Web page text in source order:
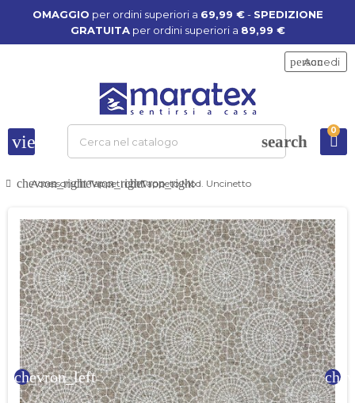
OMAGGIO per ordini superiori a 69,99 €- SPEDIZIONE
GRATUITAper ordini superiori a 89,99 €
view_headline search
person
Accedi
0
chevron_right
Accessorichevron_right
Tappetichevron_right
Tappeto Mod. Uncinetto
chevron_left